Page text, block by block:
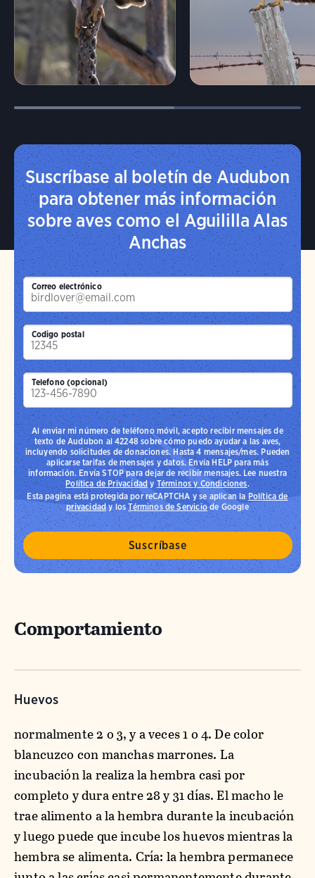
Suscríbase al boletín de Audubon
para obtener más información
sobre aves como el Aguililla Alas
Anchas
Correo electrónico
Codigo postal
Telefono (opcional)
Al enviar mi número de teléfono móvil, acepto recibir mensajes de
texto de Audubon al 42248 sobre cómo puedo ayudar a las aves,
incluyendo solicitudes de donaciones. Hasta 4 mensajes/mes. Pueden
aplicarse tarifas de mensajes y datos. Envía HELP para más
información. Envía STOP para dejar de recibir mensajes. Lee nuestra
Política de Privacidad y Términos y Condiciones.
Esta pagina está protegida por reCAPTCHA y se aplican laPolítica de
privacidady losTérminos de Serviciode Google
Comportamiento
Huevos
normalmente 2 o 3, y a veces 1 o 4. De color
blancuzco con manchas marrones. La
incubación la realiza la hembra casi por
completo y dura entre 28 y 31 días. El macho le
trae alimento a la hembra durante la incubación
y luego puede que incube los huevos mientras la
hembra se alimenta. Cría: la hembra permanece